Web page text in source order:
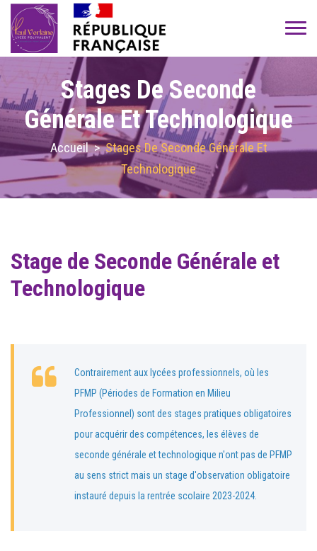
Stages De Seconde
Générale Et Technologique
Accueil>Stages De Seconde Générale Et
Technologique
Stage de Seconde Générale et
Technologique
Contrairement aux lycées professionnels, où les
PFMP (Périodes de Formation en Milieu
Professionnel) sont des stages pratiques obligatoires
pour acquérir des compétences, les élèves de
seconde générale et technologique n'ont pas de PFMP
au sens strict mais un stage d'observation obligatoire
instauré depuis la rentrée scolaire 2023-2024.